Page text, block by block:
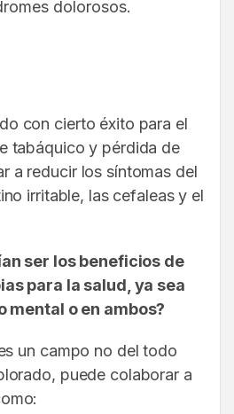
dolorosos.
con cierto éxito para el
tabáquico y pérdida de
a reducir los síntomas del
irritable, las cefaleas y el
ser los beneficios de
para la salud, ya sea
mental o en ambos?
un campo no del todo
puede colaborar a